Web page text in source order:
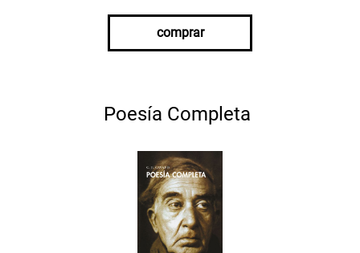
comprar
Poesía Completa